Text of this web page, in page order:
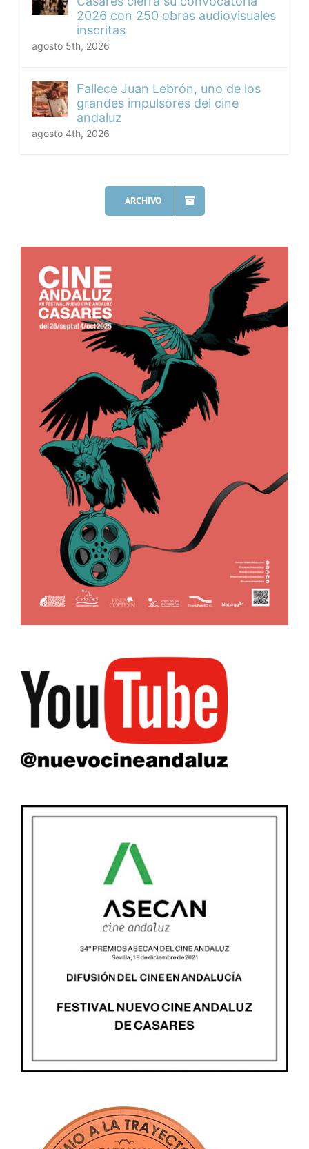
2026 con 250 obras audiovisuales
inscritas
agosto 5th, 2026
Fallece Juan Lebrón, uno de los
grandes impulsores del cine
andaluz
agosto 4th, 2026
ARCHIVO